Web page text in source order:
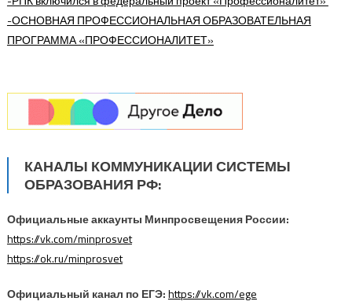
-ОСНОВНАЯ ПРОФЕССИОНАЛЬНАЯ ОБРАЗОВАТЕЛЬНАЯ
ПРОГРАММА«ПРОФЕССИОНАЛИТЕТ»
КАНАЛЫ КОММУНИКАЦИИ СИСТЕМЫ
ОБРАЗОВАНИЯ РФ:
Официальные аккаунты Минпросвещения России:
https://vk.com/minprosvet
https://ok.ru/minprosvet
Официальный канал по ЕГЭ:https://vk.com/ege